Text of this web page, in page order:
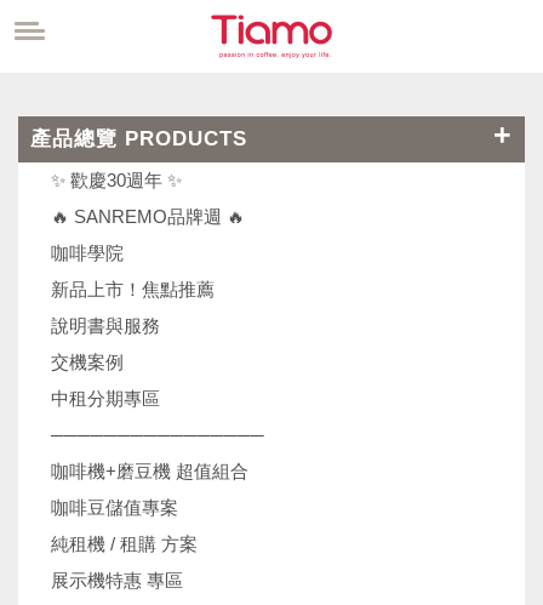
產品總覽 PRODUCTS
✨ 歡慶30週年 ✨
🔥 SANREMO品牌週 🔥
咖啡學院
新品上市！焦點推薦
說明書與服務
交機案例
中租分期專區
────────────────
咖啡機+磨豆機 超值組合
咖啡豆儲值專案
純租機 / 租購 方案
展示機特惠 專區